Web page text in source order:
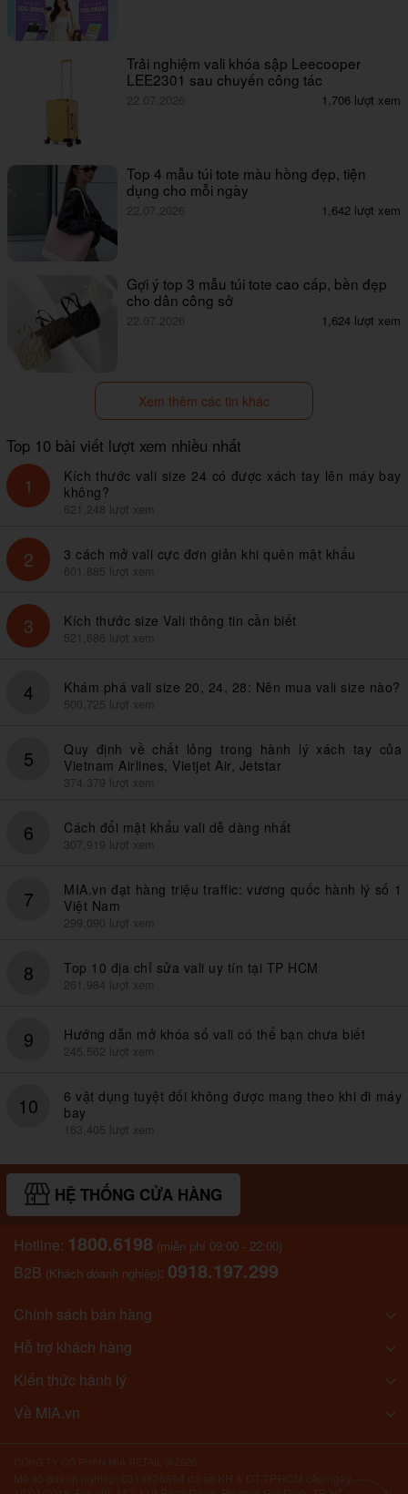
Trải nghiệm vali khóa sập Leecooper
LEE2301 sau chuyến công tác
22.07.2026 1,706 lượt xem
Top 4 mẫu túi tote màu hồng đẹp, tiện
dụng cho mỗi ngày
22.07.2026 1,642 lượt xem
Gợi ý top 3 mẫu túi tote cao cấp, bền đẹp
cho dân công sở
22.07.2026 1,624 lượt xem
Xem thêm các tin khác
Top 10 bài viết lượt xem nhiều nhất
1
Kích thước vali size 24 có được xách tay lên máy bay
không?
621,248 lượt xem
2 3 cách mở vali cực đơn giản khi quên mật khẩu
601,885 lượt xem
3 Kích thước size Vali thông tin cần biết
521,686 lượt xem
4 Khám phá vali size 20, 24, 28: Nên mua vali size nào?
500,725 lượt xem
5
Quy định về chất lỏng trong hành lý xách tay của
Vietnam Airlines, Vietjet Air, Jetstar
374,379 lượt xem
6 Cách đổi mật khẩu vali dễ dàng nhất
307,919 lượt xem
7
MIA.vn đạt hàng triệu traffic: vương quốc hành lý số 1
Việt Nam
299,090 lượt xem
8 Top 10 địa chỉ sửa vali uy tín tại TP HCM
261,984 lượt xem
9 Hướng dẫn mở khóa số vali có thể bạn chưa biết
245,562 lượt xem
10
6 vật dụng tuyệt đối không được mang theo khi đi máy
bay
163,405 lượt xem
HỆ THỐNG CỬA HÀNG
Hotline: 1800.6198 (miễn phí 09:00 - 22:00)
B2B (Khách doanh nghiệp): 0918.197.299
Chính sách bán hàng
Hỗ trợ khách hàng
Kiến thức hành lý
Về MIA.vn